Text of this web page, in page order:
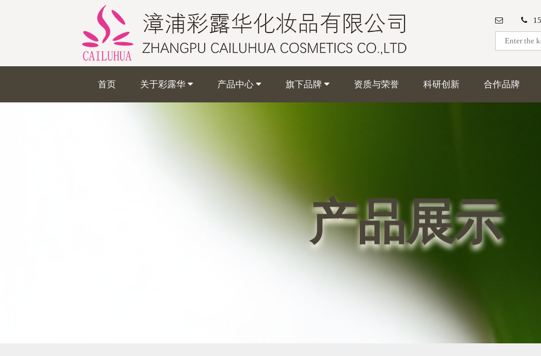
首页 关于彩露华 产品中心 旗下品牌 资质与荣誉 科研创新 合作品牌
产品展示